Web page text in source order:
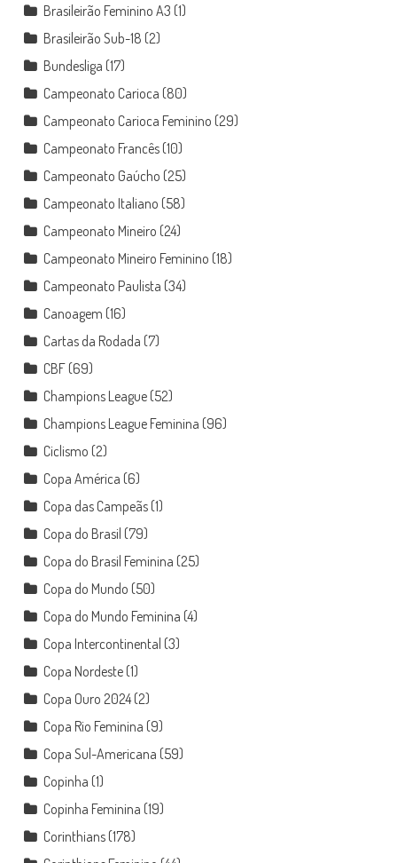
Brasileirão Feminino A3 (1)
Brasileirão Sub-18 (2)
Bundesliga (17)
Campeonato Carioca (80)
Campeonato Carioca Feminino (29)
Campeonato Francês(10)
Campeonato Gaúcho (25)
Campeonato Italiano (58)
Campeonato Mineiro (24)
Campeonato Mineiro Feminino (18)
Campeonato Paulista (34)
Canoagem (16)
Cartas da Rodada (7)
CBF(69)
Champions League(52)
Champions League Feminina (96)
Ciclismo (2)
Copa América (6)
Copa das Campeãs(1)
Copa do Brasil (79)
Copa do Brasil Feminina (25)
Copa do Mundo (50)
Copa do Mundo Feminina (4)
Copa Intercontinental (3)
Copa Nordeste(1)
Copa Ouro 2024(2)
Copa Rio Feminina (9)
Copa Sul-Americana (59)
Copinha (1)
Copinha Feminina (19)
Corinthians(178)